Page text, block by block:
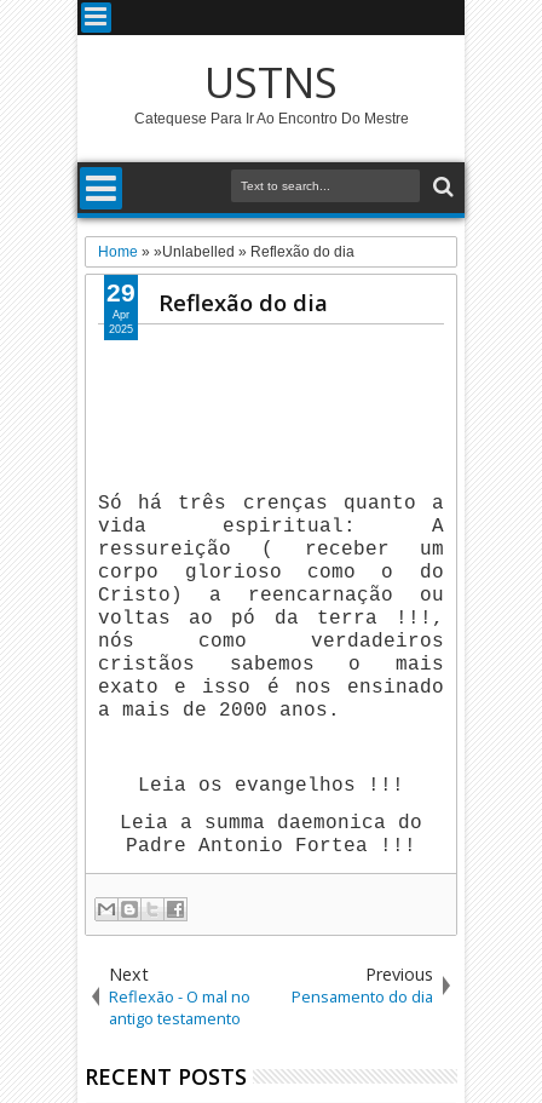
USTNS
Catequese Para Ir Ao Encontro Do Mestre
Home » »Unlabelled » Reflexão do dia
Reflexão do dia
Só há três crenças quanto a
vida espiritual: A
ressureição ( receber um
corpo glorioso como o do
Cristo) a reencarnação ou
voltas ao pó da terra !!!,
nós como verdadeiros
cristãos sabemos o mais
exato e isso é nos ensinado
a mais de 2000 anos.
Leia os evangelhos !!!
Leia a summa daemonica do
Padre Antonio Fortea !!!
29
Apr
2025
Next
Reflexão - O mal no
antigo testamento
Previous
Pensamento do dia
RECENT POSTS